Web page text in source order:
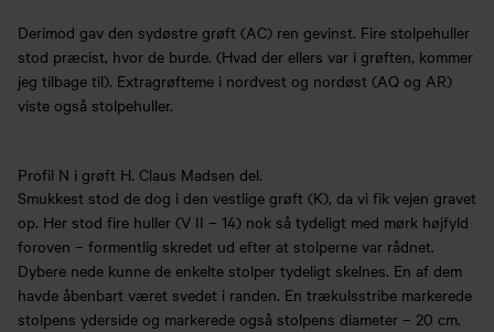
Derimod gav den sydøstre grøft (AC) ren gevinst. Fire stolpehuller
stod præcist, hvor de burde. (Hvad der ellers var i grøften, kommer
jeg tilbage til). Extragrøfteme i nordvest og nordøst (AQ og AR)
viste også stolpehuller.
Profil N i grøft H. Claus Madsen del.
Smukkest stod de dog i den vestlige grøft (K), da vi fik vejen gravet
op. Her stod fire huller (V II – 14) nok så tydeligt med mørk højfyld
foroven – formentlig skredet ud efter at stolperne var rådnet.
Dybere nede kunne de enkelte stolper tydeligt skelnes. En af dem
havde åbenbart været svedet i randen. En trækulsstribe markerede
stolpens yderside og markerede også stolpens diameter – 20 cm.